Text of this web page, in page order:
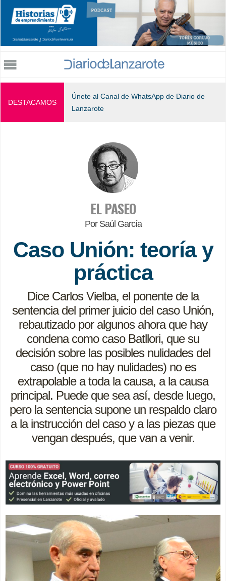
Jump to navigation
DESTACAMOS
Únete al Canal de WhatsApp de Diario de
Lanzarote
EL PASEO
Por Saúl García
Caso Unión: teoría y
práctica
Dice Carlos Vielba, el ponente de la
sentencia del primer juicio del caso Unión,
rebautizado por algunos ahora que hay
condena como caso Batllori, que su
decisión sobre las posibles nulidades del
caso (que no hay nulidades) no es
extrapolable a toda la causa, a la causa
principal. Puede que sea así, desde luego,
pero la sentencia supone un respaldo claro
a la instrucción del caso y a las piezas que
vengan después, que van a venir.